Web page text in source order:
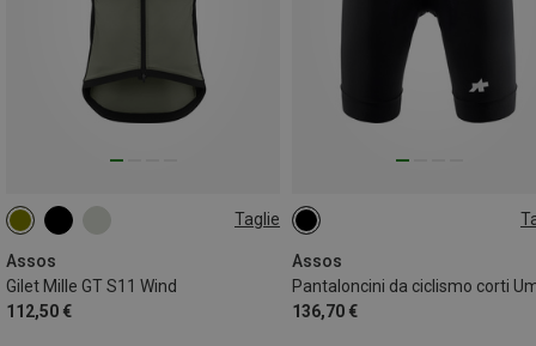
Taglie
Assos
Gilet Mille GT S11 Wind
112,50 €
S M L
Assos
136,70 €
XS